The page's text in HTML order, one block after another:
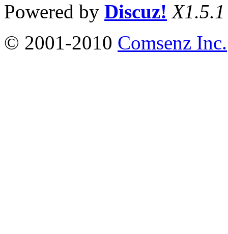
Powered by Discuz! X1.5.1
© 2001-2010 Comsenz Inc.